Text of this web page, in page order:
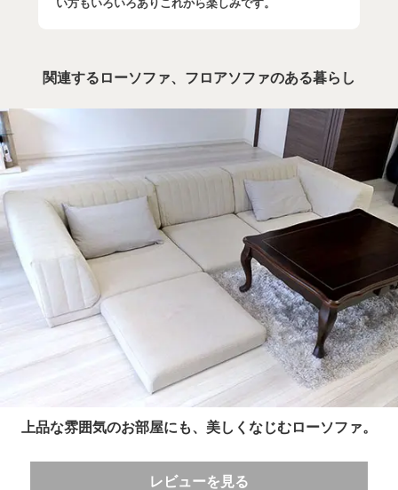
い方もいろいろありこれから楽しみです。
関連するローソファ、フロアソファのある暮らし
上品な雰囲気のお部屋にも、美しくなじむローソファ。
レビューを見る